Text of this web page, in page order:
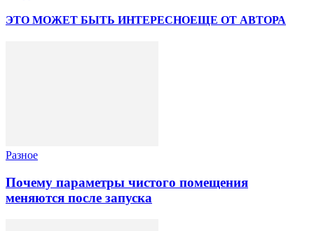
ЭТО МОЖЕТ БЫТЬ ИНТЕРЕСНОЕЩЕ ОТ АВТОРА
Разное
Почему параметры чистого помещения
меняются после запуска